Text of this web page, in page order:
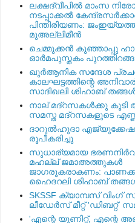
ലക്ഷദ്വീപില്‍ മാംസ
നടപ്പാക്കല്‍
പിന്തിരിയണം:
മുഅല്ലിമീന്‍
ചെമ്മുക്കന്‍ കുഞ്ഞാപ്പു
ഓര്‍മപുസ്തകം
ഖുര്‍ആനിക സന്ദേശ
കാലഘട്ടത്തിന്റെ
സാദിഖലി ശിഹാബ്
നാല് മദ്‌റസകള്‍ക്കു കൂടി
സമസ്ത മദ്‌റസകളുടെ
ദാറുല്‍ഹുദാ
രൂപീകരിച്ചു
സുധാര്യമായ
മഹല്ല് ജമാഅത്തുകള്‍
ജാഗരൂകരാകണം:
ഹൈദറലി ശിഹാബ്
SKSSF ക്യാമ്പസ് വിംഗ്
ലീഡേർസ് മീറ്റ് 'ഡിബറ്റ്'
'എന്റെ യൂണിറ്റ്, എന്റെ